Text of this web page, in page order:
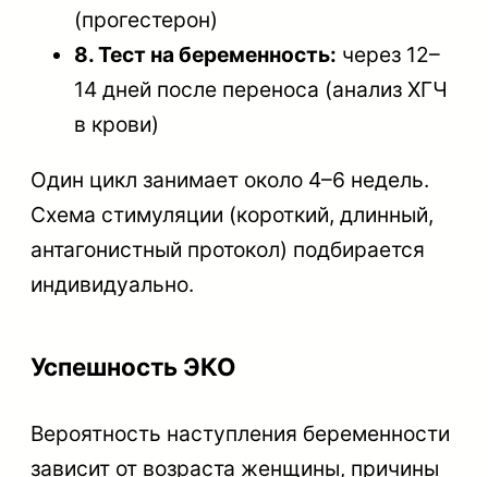
(прогестерон)
8. Тест на беременность: через 12–
14 дней после переноса (анализ ХГЧ
в крови)
Один цикл занимает около 4–6 недель.
Схема стимуляции (короткий, длинный,
антагонистный протокол) подбирается
индивидуально.
Успешность ЭКО
Вероятность наступления беременности
зависит от возраста женщины, причины